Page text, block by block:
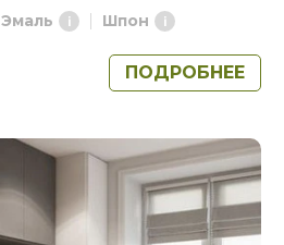
Эмаль Шпон
ПОДРОБНЕЕ